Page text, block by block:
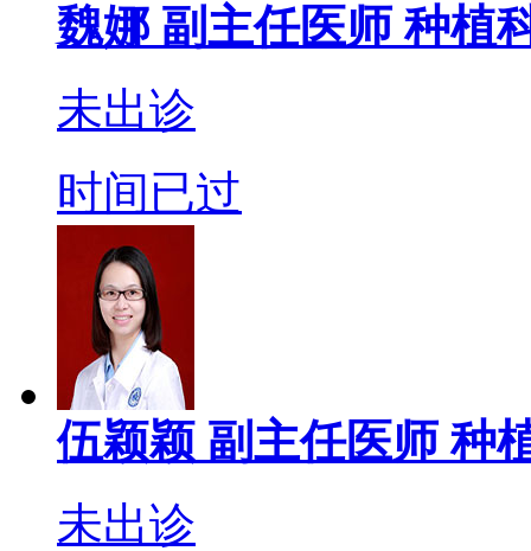
魏娜 副主任医师种植
未出诊
时间已过
伍颖颖 副主任医师种
未出诊